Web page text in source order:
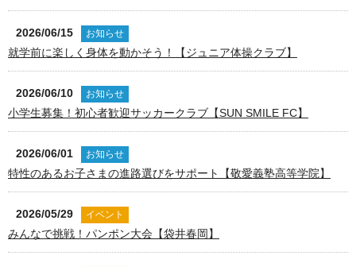
2026/06/15 お知らせ
就学前に楽しく身体を動かそう！【ジュニア体操クラブ】
2026/06/10 お知らせ
小学生募集！初心者歓迎サッカークラブ【SUN SMILE FC】
2026/06/01 お知らせ
特性のあるお子さまの進路選びをサポート【敬愛義塾高等学院】
2026/05/29 イベント
みんなで挑戦！パンポン大会【袋井春岡】